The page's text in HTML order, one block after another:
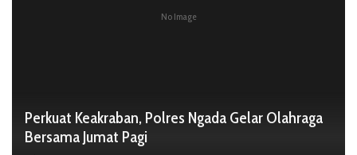
No Image
Perkuat Keakraban, Polres Ngada Gelar Olahraga
Bersama Jumat Pagi